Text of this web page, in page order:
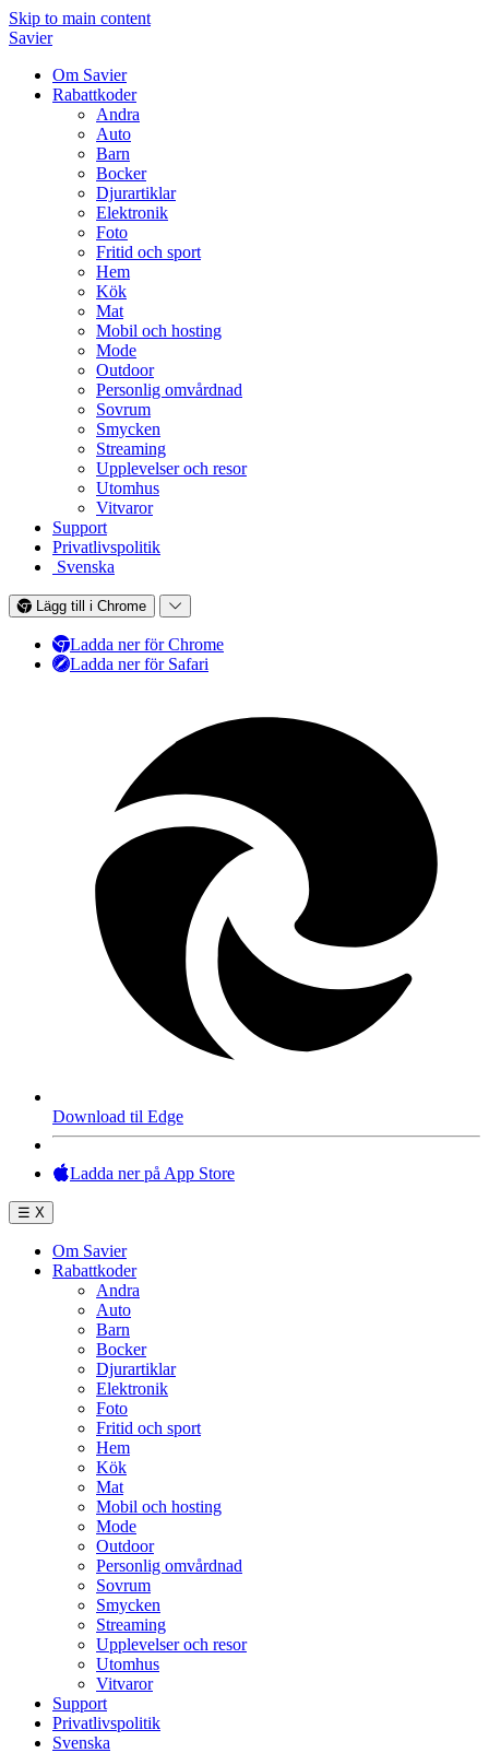
Skip to main content
Savier
Om Savier
Rabattkoder
Andra
Auto
Barn
Bocker
Djurartiklar
Elektronik
Foto
Fritid och sport
Hem
Kök
Mat
Mobil och hosting
Mode
Outdoor
Personlig omvårdnad
Sovrum
Smycken
Streaming
Upplevelser och resor
Utomhus
Vitvaror
Support
Privatlivspolitik
Svenska
Lägg till i Chrome
Ladda ner för Chrome
Ladda ner för Safari
Download til Edge
Ladda ner på App Store
☰ X
Om Savier
Rabattkoder
Andra
Auto
Barn
Bocker
Djurartiklar
Elektronik
Foto
Fritid och sport
Hem
Kök
Mat
Mobil och hosting
Mode
Outdoor
Personlig omvårdnad
Sovrum
Smycken
Streaming
Upplevelser och resor
Utomhus
Vitvaror
Support
Privatlivspolitik
Svenska